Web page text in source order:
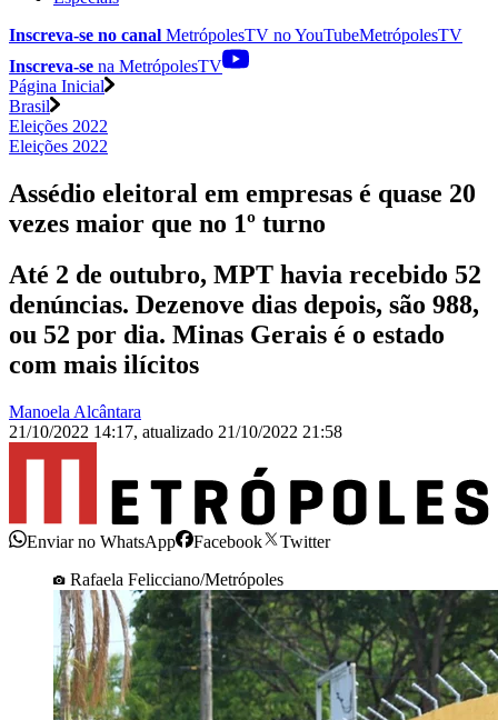
Inscreva-se no canal MetrópolesTV noYouTubeMetrópolesTV
Inscreva-se na MetrópolesTV
Página Inicial
Brasil
Eleições 2022
Eleições 2022
Assédio eleitoral em empresas é quase 20
vezes maior que no 1º turno
Até 2 de outubro, MPT havia recebido 52
denúncias. Dezenove dias depois, são 988,
ou 52 por dia. Minas Gerais é o estado
com mais ilícitos
Manoela Alcântara
21/10/2022 14:17, atualizado 21/10/2022 21:58
Enviar no WhatsApp Facebook
Twitter
Rafaela Felicciano/Metrópoles